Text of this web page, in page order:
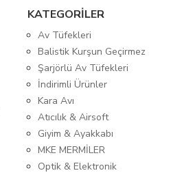
KATEGORİLER
Av Tüfekleri
Balistik Kurşun Geçirmez
Şarjörlü Av Tüfekleri
İndirimli Ürünler
Kara Avı
Atıcılık & Airsoft
Giyim & Ayakkabı
MKE MERMİLER
Optik & Elektronik